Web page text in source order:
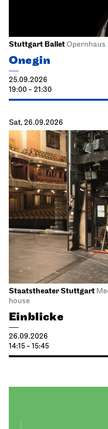
Stuttgart BalletOpernhaus
Onegin
25.09.2026
19:00 - 21:30
Sat, 26.09.2026
Staatstheater Stuttgart
house
Einblicke
26.09.2026
14:15 - 15:45